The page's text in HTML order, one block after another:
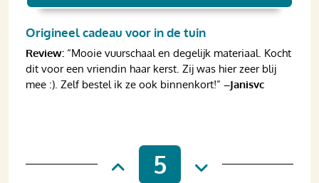
Origineel cadeau voor in de tuin
Review: “Mooie vuurschaal en degelijk materiaal. Kocht
dit voor een vriendin haar kerst. Zij was hier zeer blij
mee :). Zelf bestel ik ze ook binnenkort!” –Janisvc
5